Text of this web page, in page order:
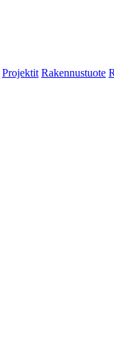
Projektit Rakennustuote